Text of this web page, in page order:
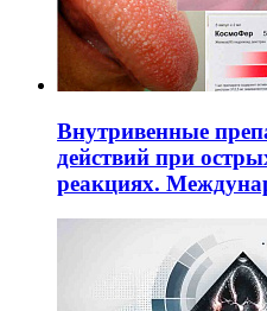
Внутривенные
действий при
реакциях.